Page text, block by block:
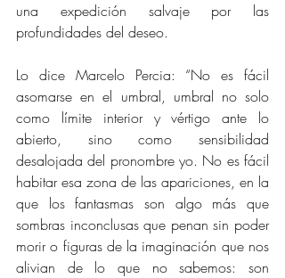
una expedición salvaje por las
profundidades del deseo.
Lo dice Marcelo Percia: “No es fácil
asomarse en el umbral, umbral no solo
como límite interior y vértigo ante lo
abierto, sino como sensibilidad
desalojada del pronombre yo. No es fácil
habitar esa zona de las apariciones, en la
que los fantasmas son algo más que
sombras inconclusas que penan sin poder
morir o figuras de la imaginación que nos
alivian de lo que no sabemos: son